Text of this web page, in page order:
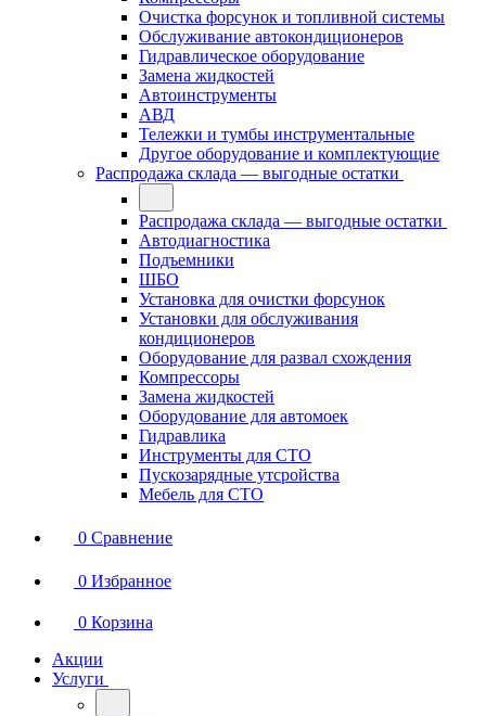
Очистка форсунок и топливной системы
Обслуживание автокондиционеров
Гидравлическое оборудование
Замена жидкостей
Автоинструменты
АВД
Тележки и тумбы инструментальные
Другое оборудование и комплектующие
Распродажа склада — выгодные остатки
Распродажа склада — выгодные остатки
Автодиагностика
Подъемники
ШБО
Установка для очистки форсунок
Установки для обслуживания
кондиционеров
Оборудование для развал схождения
Компрессоры
Замена жидкостей
Оборудование для автомоек
Гидравлика
Инструменты для СТО
Пускозарядные утсройства
Мебель для СТО
0 Сравнение
0 Избранное
0 Корзина
Акции
Услуги